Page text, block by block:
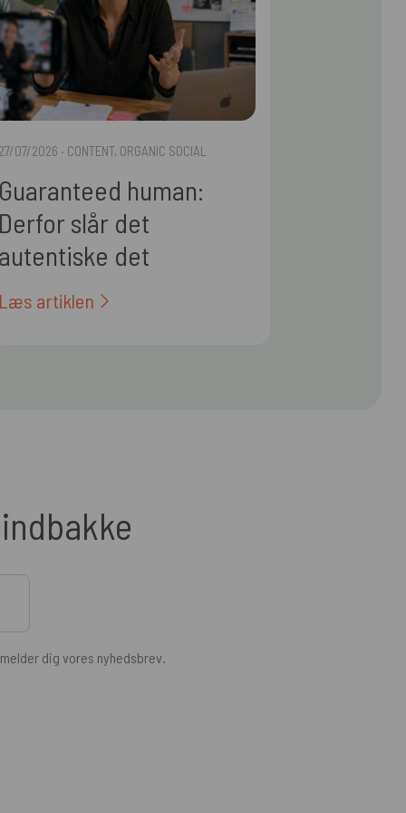
07/2026 · CONTENT, ORGANIC SOCIAL
human:
slår det
det
i 2026
artiklen
dig vores nyhedsbrev.